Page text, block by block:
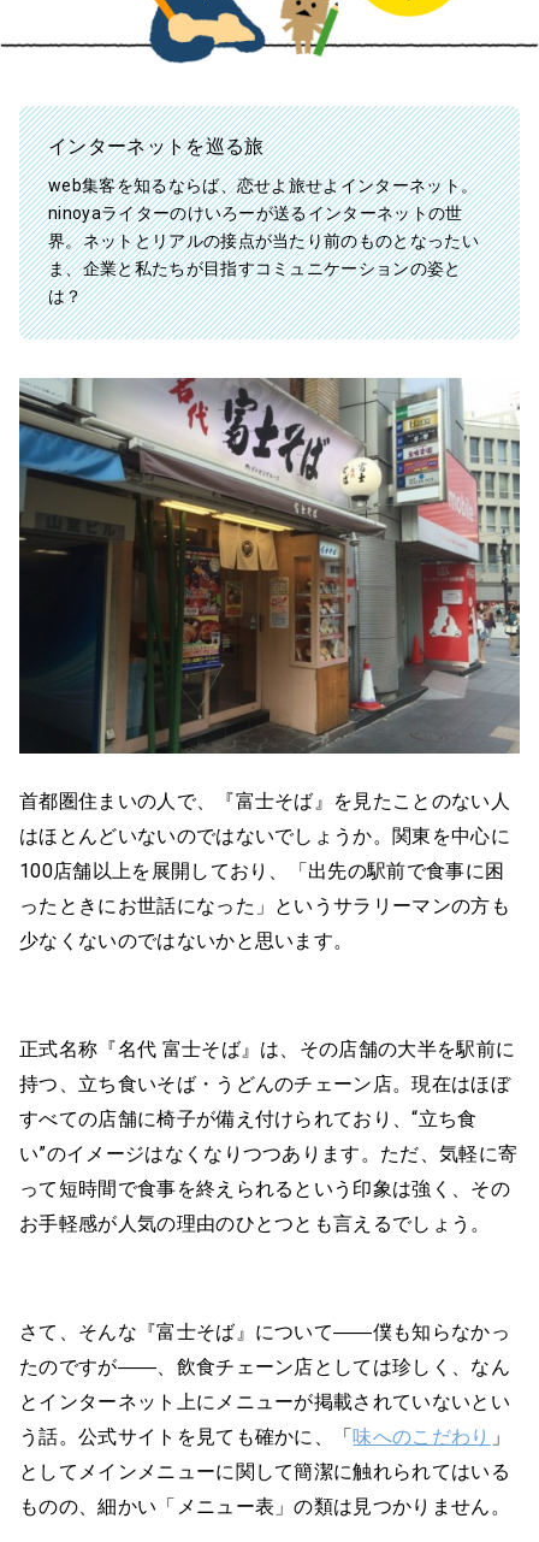
インターネットを巡る旅
web集客を知るならば、恋せよ旅せよインターネット。
ninoyaライターのけいろーが送るインターネットの世
界。ネットとリアルの接点が当たり前のものとなったい
ま、企業と私たちが目指すコミュニケーションの姿と
は？
首都圏住まいの人で、『富士そば』を見たことのない人
はほとんどいないのではないでしょうか。関東を中心に
100店舗以上を展開しており、「出先の駅前で食事に困
ったときにお世話になった」というサラリーマンの方も
少なくないのではないかと思います。
正式名称『名代 富士そば』は、その店舗の大半を駅前に
持つ、立ち食いそば・うどんのチェーン店。現在はほぼ
すべての店舗に椅子が備え付けられており、“立ち食
い”のイメージはなくなりつつあります。ただ、気軽に寄
って短時間で食事を終えられるという印象は強く、その
お手軽感が人気の理由のひとつとも言えるでしょう。
さて、そんな『富士そば』について――僕も知らなかっ
たのですが――、飲食チェーン店としては珍しく、なん
とインターネット上にメニューが掲載されていないとい
う話。公式サイトを見ても確かに、「味へのこだわり 」
としてメインメニューに関して簡潔に触れられてはいる
ものの、細かい「メニュー表」の類は見つかりません。